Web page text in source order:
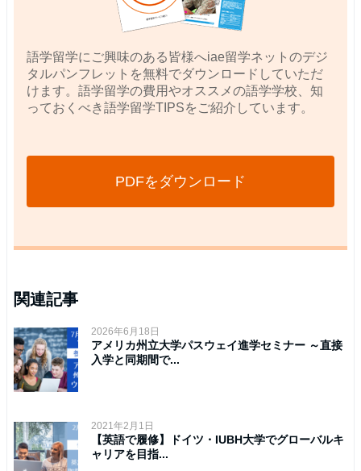
語学留学にご興味のある皆様へiae留学ネットのデジ
タルパンフレットを無料でダウンロードしていただ
けます。語学留学の費用やオススメの語学学校、知
っておくべき語学留学TIPSをご紹介しています。
PDFをダウンロード
関連記事
2026年6月18日
アメリカ州立大学パスウェイ進学セミナー ～直接
入学と同期間で...
2021年2月1日
【英語で履修】ドイツ・IUBH大学でグローバルキ
ャリアを目指...